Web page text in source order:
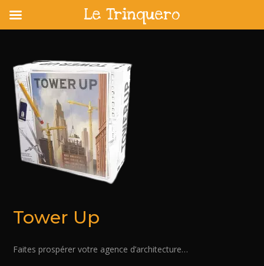
Tower Up
Faites prospérer votre agence d’architecture…
Le Trinquero